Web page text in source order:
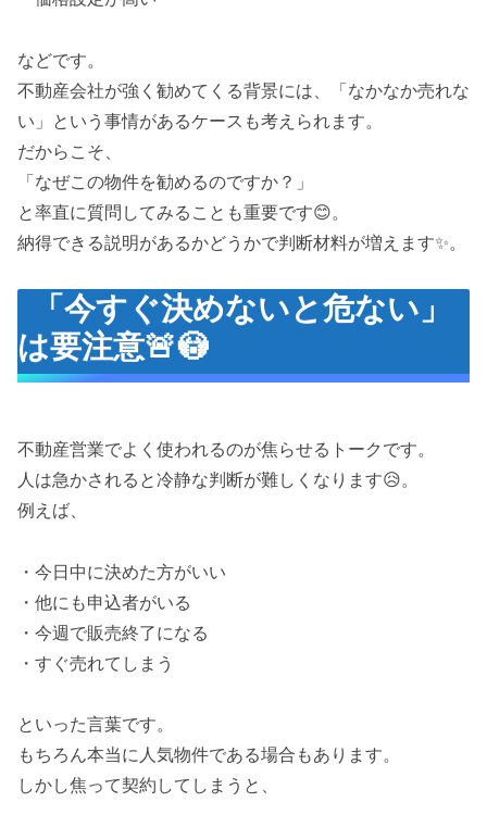
などです。
不動産会社が強く勧めてくる背景には、「なかなか売れな
い」という事情があるケースも考えられます。
だからこそ、
「なぜこの物件を勧めるのですか？」
と率直に質問してみることも重要です😊。
納得できる説明があるかどうかで判断材料が増えます✨。
「今すぐ決めないと危ない」
は要注意🚨😳
不動産営業でよく使われるのが焦らせるトークです。
人は急かされると冷静な判断が難しくなります😥。
例えば、
・今日中に決めた方がいい
・他にも申込者がいる
・今週で販売終了になる
・すぐ売れてしまう
といった言葉です。
もちろん本当に人気物件である場合もあります。
しかし焦って契約してしまうと、